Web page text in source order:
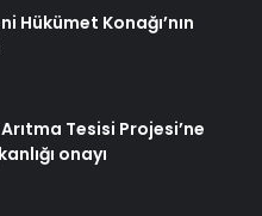
Hükümet Konağı’nın
Arıtma Tesisi Projesi’ne
onayı